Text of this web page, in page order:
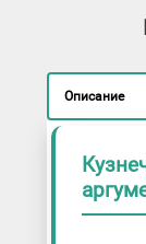
Описание